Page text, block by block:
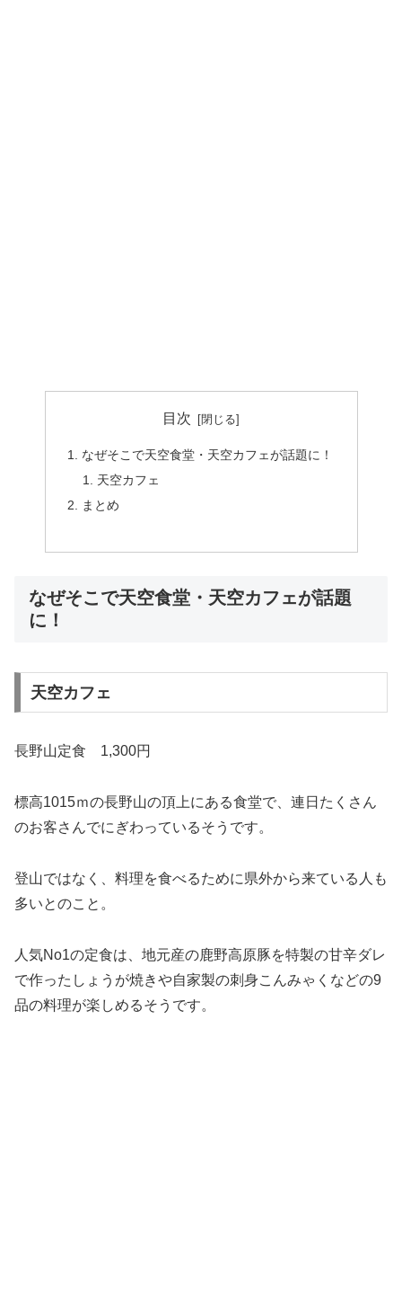
目次
なぜそこで天空食堂・天空カフェが話題に！
天空カフェ
まとめ
なぜそこで天空食堂・天空カフェが話題
に！
天空カフェ
長野山定食 1,300円
標高1015ｍの長野山の頂上にある食堂で、連日たくさん
のお客さんでにぎわっているそうです。
登山ではなく、料理を食べるために県外から来ている人も
多いとのこと。
人気No1の定食は、地元産の鹿野高原豚を特製の甘辛ダレ
で作ったしょうが焼きや自家製の刺身こんみゃくなどの9
品の料理が楽しめるそうです。